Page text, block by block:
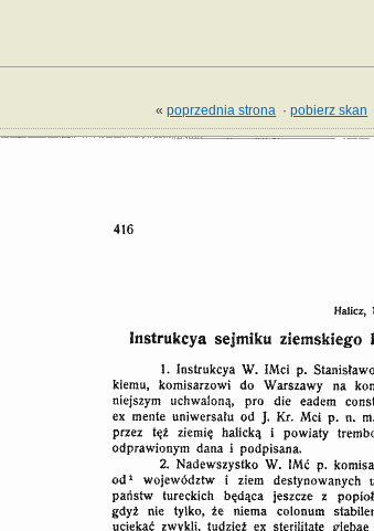
«poprzednia strona ·pobierz skan